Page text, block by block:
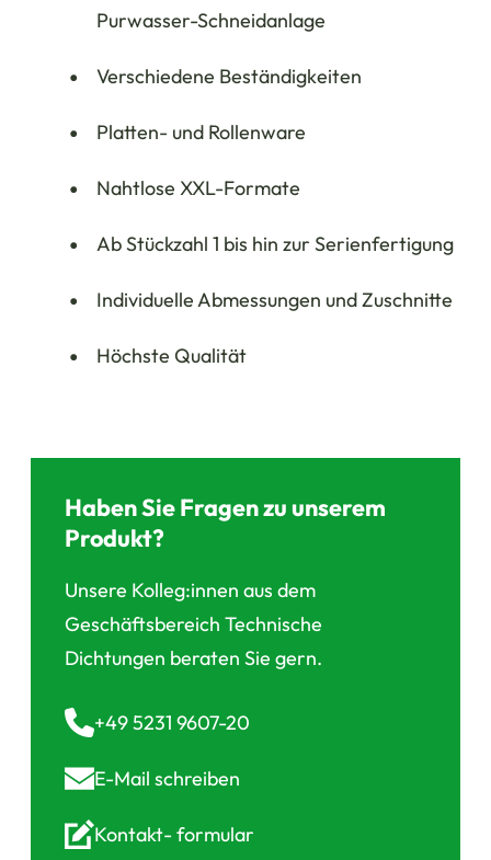
Purwasser-Schneidanlage
Verschiedene Beständigkeiten
Platten- und Rollenware
Nahtlose XXL-Formate
Ab Stückzahl 1 bis hin zur Serienfertigung
Individuelle Abmessungen und Zuschnitte
Höchste Qualität
Haben Sie Fragen zu unserem
Produkt?
Unsere Kolleg:innen aus dem
Geschäftsbereich Technische
Dichtungen beraten Sie gern.
+49 5231 9607-20
E-Mail schreiben
Kontakt-formular